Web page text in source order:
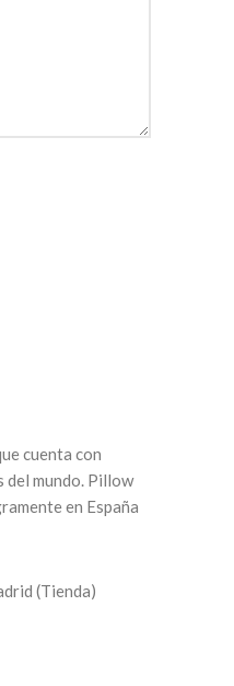
cuenta con
del mundo. Pillow
en España
(Tienda)